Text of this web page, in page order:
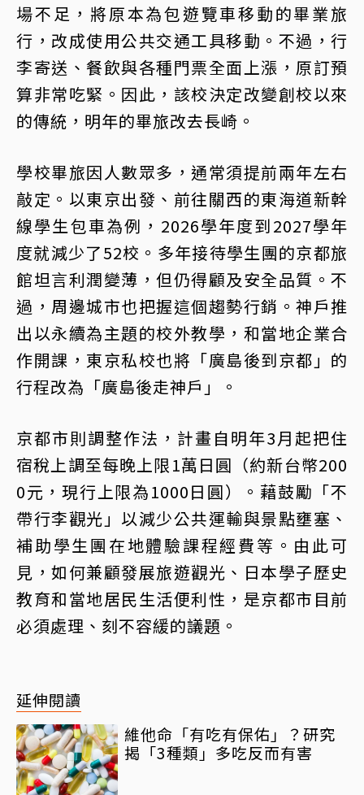
場不足，將原本為包遊覽車移動的畢業旅
行，改成使用公共交通工具移動。不過，行
李寄送、餐飲與各種門票全面上漲，原訂預
算非常吃緊。因此，該校決定改變創校以來
的傳統，明年的畢旅改去長崎。
學校畢旅因人數眾多，通常須提前兩年左右
敲定。以東京出發、前往關西的東海道新幹
線學生包車為例，2026學年度到2027學年
度就減少了52校。多年接待學生團的京都旅
館坦言利潤變薄，但仍得顧及安全品質。不
過，周邊城市也把握這個趨勢行銷。神戶推
出以永續為主題的校外教學，和當地企業合
作開課，東京私校也將「廣島後到京都」的
行程改為「廣島後走神戶」。
京都市則調整作法，計畫自明年3月起把住
宿稅上調至每晚上限1萬日圓（約新台幣200
0元，現行上限為1000日圓）。藉鼓勵「不
帶行李觀光」以減少公共運輸與景點壅塞、
補助學生團在地體驗課程經費等。由此可
見，如何兼顧發展旅遊觀光、日本學子歷史
教育和當地居民生活便利性，是京都市目前
必須處理、刻不容緩的議題。
延伸閱讀
維他命「有吃有保佑」？研究
揭「3種類」多吃反而有害